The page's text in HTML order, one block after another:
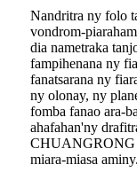
Nandritra ny folo
vondrom-
dia nametraka
fampihenana ny
fanatsarana ny
ny olonay, ny
fomba fanao ara-
ahafahan'ny
CHUANGRONG
miara-miasa aminy.